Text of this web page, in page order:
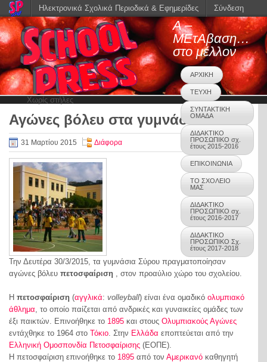
Α –
ΜΕτΑβαση…
στο μέλλον
ΑΡΧΙΚΗ
ΤΕΥΧΗ
ΣΥΝΤΑΚΤΙΚΗ
ΟΜΑΔΑ
ΔΙΔΑΚΤΙΚΟ
ΠΡΟΣΩΠΙΚΟ σχ.
έτους 2015-2016
ΕΠΙΚΟΙΝΩΝΙΑ
ΤΟ ΣΧΟΛΕΙΟ
ΜΑΣ
ΔΙΔΑΚΤΙΚΟ
ΠΡΟΣΩΠΙΚΟ σχ.
έτους 2016-2017
ΔΙΔΑΚΤΙΚΟ
ΠΡΟΣΩΠΙΚΟ Σχ.
έτους 2017-2018
Χωρίς στήλες
Αγώνες βόλευ στα γυμνάσια
31 Μαρτίου 2015 Διάφορα
Την Δευτέρα 30/3/2015, τα γυμνάσια Σύρου πραγματοποίησαν
αγώνες βόλευ πετοσφαίριση , στον προαύλιο χώρο του σχολείου.
Η πετοσφαίριση (αγγλικά: volleyball) είναι ένα ομαδικό ολυμπιακό
άθλημα, το οποίο παίζεται από ανδρικές και γυναικείες ομάδες των
έξι παικτών. Επινοήθηκε το 1895 και στους Ολυμπιακούς Αγώνες
εντάχθηκε το 1964 στο Τόκιο. Στην Ελλάδα εποπτεύεται από την
Ελληνική Ομοσπονδία Πετοσφαίρισης (ΕΟΠΕ).
Η πετοσφαίριση επινοήθηκε το 1895 από τον Αμερικανό καθηγητή
Ηλεκτρονικά Σχολικά Περιοδικά & Εφημερίδες Σύνδεση